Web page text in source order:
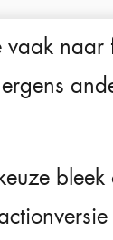
naar